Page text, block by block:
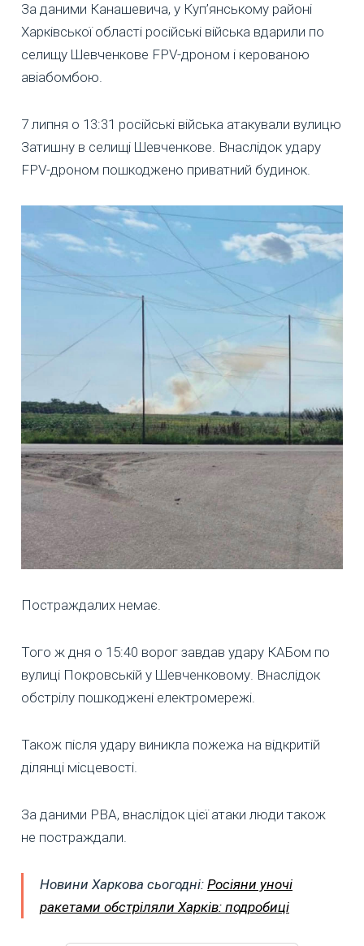
За даними Канашевича, у Куп’янському районі
Харківської області російські війська вдарили по
селищу Шевченкове FPV-дроном і керованою
авіабомбою.
7 липня о 13:31 російські війська атакували вулицю
Затишну в селищі Шевченкове. Внаслідок удару
FPV-дроном пошкоджено приватний будинок.
Постраждалих немає.
Того ж дня о 15:40 ворог завдав удару КАБом по
вулиці Покровській у Шевченковому. Внаслідок
обстрілу пошкоджені електромережі.
Також після удару виникла пожежа на відкритій
ділянці місцевості.
За даними РВА, внаслідок цієї атаки люди також
не постраждали.
Новини Харкова сьогодні: Росіяни уночі
ракетами обстріляли Харків: подробиці